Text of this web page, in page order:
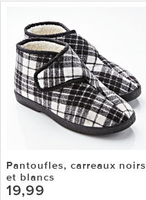
Pantoufles, carreaux noirs
et blancs
19,99